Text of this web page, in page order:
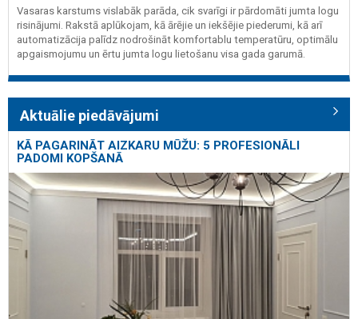
Vasaras karstums vislabāk parāda, cik svarīgi ir pārdomāti jumta logu
risinājumi. Rakstā aplūkojam, kā ārējie un iekšējie piederumi, kā arī
automatizācija palīdz nodrošināt komfortablu temperatūru, optimālu
apgaismojumu un ērtu jumta logu lietošanu visa gada garumā.
Aktuālie piedāvājumi
KĀ PAGARINĀT AIZKARU MŪŽU: 5 PROFESIONĀLI
PADOMI KOPŠANĀ